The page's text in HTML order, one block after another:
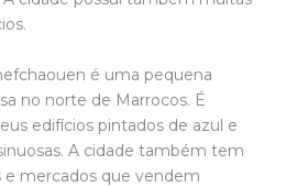
é uma pequena
no norte de Marrocos. É
edifícios pintados de azul e
A cidade também tem
mercados que vendem